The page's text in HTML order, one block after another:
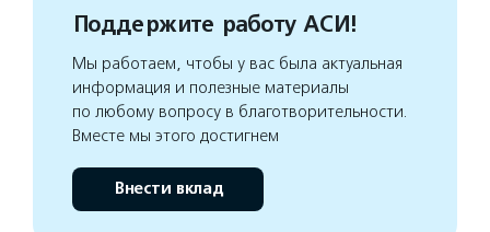
Поддержите работу АСИ!
Мы работаем, чтобы у вас была актуальная
информация и полезные материалы
по любому вопросу в благотворительности.
Вместе мы этого достигнем
Внести вклад